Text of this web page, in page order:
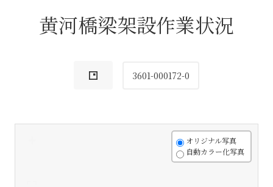
黄河橋梁架設作業状況
3601-000172-0
オリジナル写真
自動カラー化写真